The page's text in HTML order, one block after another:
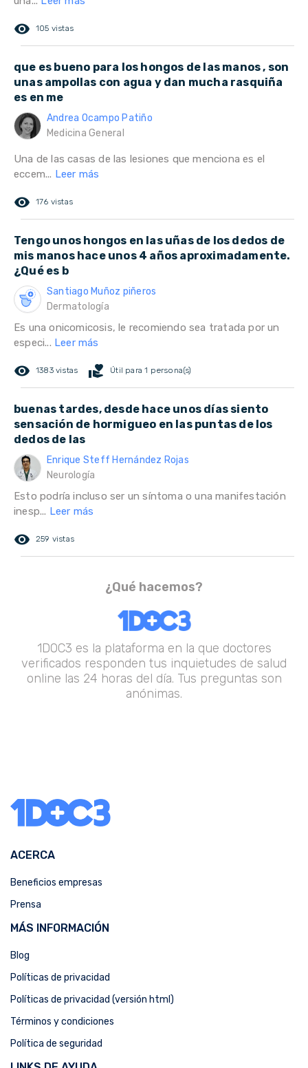
remove_red_eye 105 vistas
que es bueno para los hongos de las manos , son
unas ampollas con agua y dan mucha rasquiña
es en me
Andrea Ocampo Patiño
Medicina General
Una de las casas de las lesiones que menciona es el
eccem... Leer más
remove_red_eye 176 vistas
Tengo unos hongos en las uñas de los dedos de
mis manos hace unos 4 años aproximadamente.
¿Qué es b
Santiago Muñoz piñeros
Dermatología
Es una onicomicosis, le recomiendo sea tratada por un
especi... Leer más
remove_red_eye 1383 vistas volunteer_activism Útil para 1 persona(s)
buenas tardes, desde hace unos días siento
sensación de hormigueo en las puntas de los
dedos de las
Enrique Steff Hernández Rojas
Neurología
Esto podría incluso ser un síntoma o una manifestación
inesp... Leer más
remove_red_eye 259 vistas
¿Qué hacemos?
1DOC3 es la plataforma en la que doctores
verificados responden tus inquietudes de salud
online las 24 horas del día. Tus preguntas son
anónimas.
ACERCA
Beneficios empresas
Prensa
MÁS INFORMACIÓN
Blog
Políticas de privacidad
Políticas de privacidad (versión html)
Términos y condiciones
Política de seguridad